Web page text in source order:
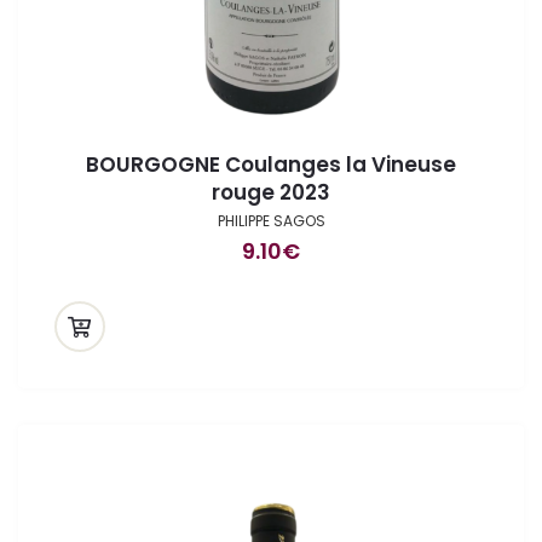
BOURGOGNE Coulanges la Vineuse
rouge 2023
PHILIPPE SAGOS
9.10€